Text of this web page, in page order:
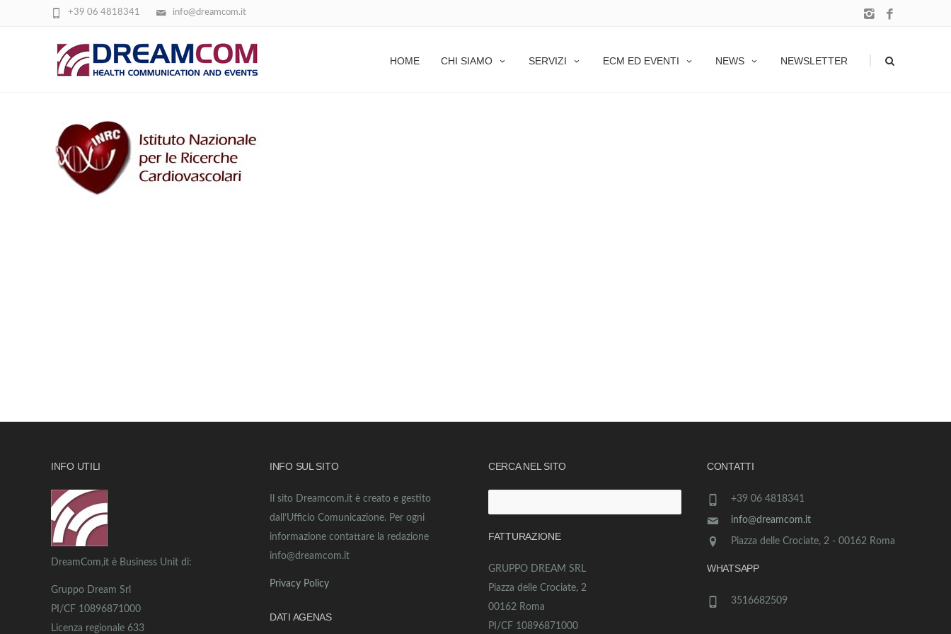
info@dreamcom.it
+39 06 4818341
HOME CHI SIAMO SERVIZI ECM ED EVENTI NEWS NEWSLETTER
INRC
INFO UTILI
DreamCom,it è Business Unit di:
Gruppo Dream Srl
PI/CF 10896871000
Licenza regionale 633
INFO SUL SITO
Il sito Dreamcom.it è creato e gestito
dall’Ufficio Comunicazione. Per ogni
informazione contattare la redazione
info@dreamcom.it
Privacy Policy
DATI AGENAS
CERCA NEL SITO
per:
FATTURAZIONE
GRUPPO DREAM SRL
Piazza delle Crociate, 2
00162 Roma
PI/CF 10896871000
CONTATTI
+39 06 4818341
info@dreamcom.it
Piazza delle Crociate, 2 - 00162 Roma
WHATSAPP
3516682509